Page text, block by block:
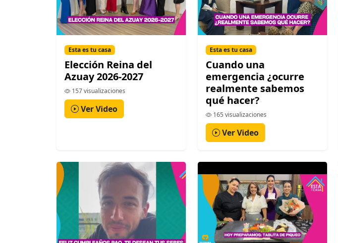
Esta es tu casa
Elección Reina del
Azuay 2026-2027
157 visualizaciones
Ver Video
Esta es tu casa
Cuando una
emergencia ¿ocurre
realmente sabemos
qué hacer?
165 visualizaciones
Ver Video